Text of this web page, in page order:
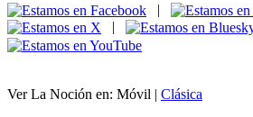
|
|
Ver La Noción en: Móvil | Clásica